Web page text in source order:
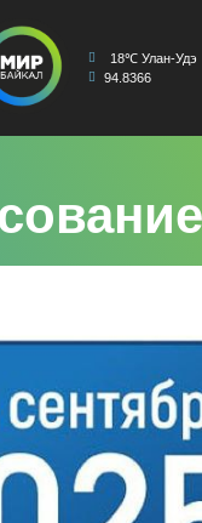
18℃ Улан-Удэ
94.8366